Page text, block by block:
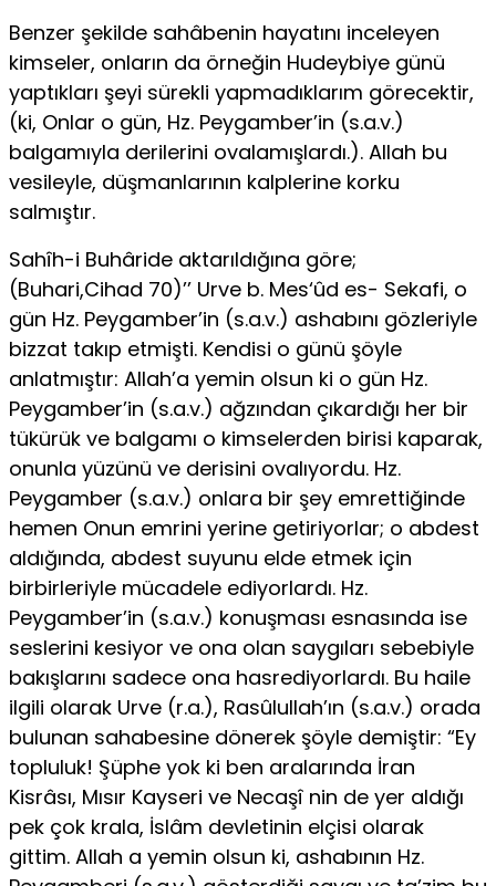
Benzer şekilde sahâbenin hayatını inceleyen
kimseler, onların da örneğin Hudeybiye günü
yaptıkları şeyi sürekli yapmadıklarım görecektir,
(ki, Onlar o gün, Hz. Peygamber’in (s.a.v.)
balgamıyla derilerini ovalamışlardı.). Allah bu
vesileyle, düşmanlarının kalple­rine korku
salmıştır.
Sahîh-i Buhâride aktarıldığına göre;
(Buhari,Cihad 70)’’ Urve b. Mes‘ûd es- Sekafi, o
gün Hz. Peygamber’in (s.a.v.) ashabını gözleriyle
bizzat takıp etmişti. Kendisi o günü şöyle
anlatmıştır: Allah’a yemin olsun ki o gün Hz.
Peygamber’in (s.a.v.) ağzından çıkardığı her bir
tü­kürük ve balgamı o kimselerden birisi kaparak,
onunla yüzünü ve derisini ovalıyordu. Hz.
Peygamber (s.a.v.) onlara bir şey emretti­ğinde
hemen Onun emrini yerine getiriyorlar; o abdest
aldığında, abdest suyunu elde etmek için
birbirleriyle mücadele ediyorlardı. Hz.
Peygamber’in (s.a.v.) konuşması esnasında ise
seslerini kesiyor ve ona olan saygıları sebebiyle
bakışlarını sadece ona hasrediyorlar­dı. Bu haile
ilgili olarak Urve (r.a.), Rasûlullah’ın (s.a.v.) orada
bu­lunan sahabesine dönerek şöyle demiştir: “Ey
topluluk! Şüphe yok ki ben aralarında İran
Kisrâsı, Mısır Kayseri ve Necaşî nin de yer aldığı
pek çok krala, İslâm devletinin elçisi olarak
gittim. Allah a yemin olsun ki, ashabının Hz.